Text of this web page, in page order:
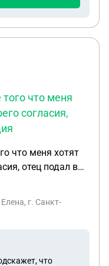
что меня
согласия,
что меня хотят
отец подал в
там будет
г. Санкт-
что